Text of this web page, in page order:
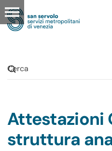
Skip to main content
Attestazioni
struttura